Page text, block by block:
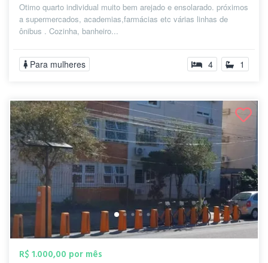
Otimo quarto individual muito bem arejado e ensolarado. próximos
a supermercados, academias,farmácias etc várias linhas de
ônibus . Cozinha, banheiro...
Para mulheres 4 1
R$ 1.000,00 por mês